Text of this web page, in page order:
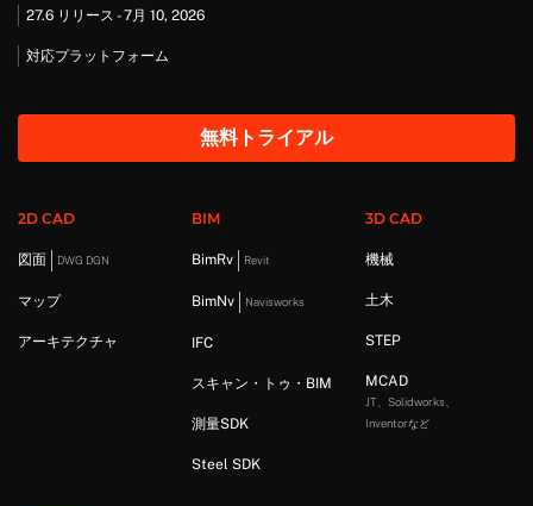
27.6 リリース - 7月 10, 2026
対応プラットフォーム
無料トライアル
2D CAD
図面 DWG DGN
マップ
アーキテクチャ
BIM
BimRv Revit
BimNv Navisworks
IFC
スキャン・トゥ・BIM
測量SDK
Steel SDK
3D CAD
機械
土木
STEP
MCAD
JT、Solidworks、
Inventorなど